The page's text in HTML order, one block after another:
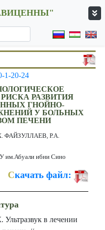
1-20-24
РАЗВИТИЯ
ГНОЙНО-
У БОЛЬНЫХ
ПЕЧЕНИ
ФАЙЗУЛЛАЕВ, Р.А.
им.Абуали ибни Сино
Скачать файл:
в лечении